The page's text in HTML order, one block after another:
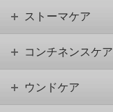
ストーマケア
コンチネンスケア
ウンドケア